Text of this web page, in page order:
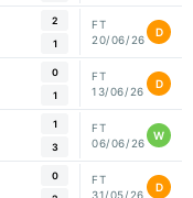
2
1
FT
20/06/26
D
0
1
FT
13/06/26
D
1
3
FT
06/06/26
W
0
FT
31/05/26
D